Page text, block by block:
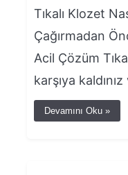
Tıkalı Klozet
Çağırmadan
Acil Çözüm
karşıya
Devamını Oku »